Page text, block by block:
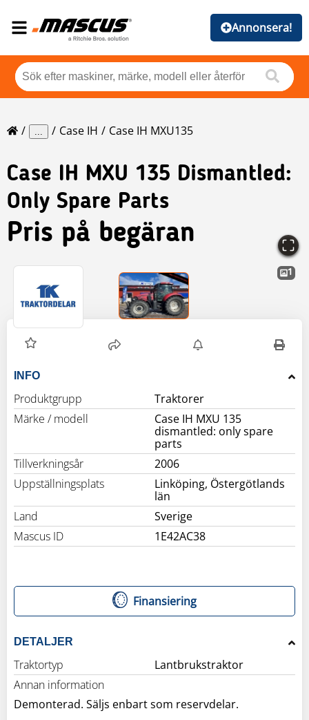
Annonsera!
... Case IH Case IH MXU135
Case IH MXU 135 Dismantled:
Only Spare Parts
Pris på begäran
1
INFO
Produktgrupp
Traktorer
Märke / modell
Case IH MXU 135
dismantled: only spare
parts
Tillverkningsår
2006
Uppställningsplats
Linköping, Östergötlands
län
Land
Sverige
Mascus ID
1E42AC38
Finansiering
DETALJER
Traktortyp
Lantbrukstraktor
Annan information
Demonterad. Säljs enbart som reservdelar.